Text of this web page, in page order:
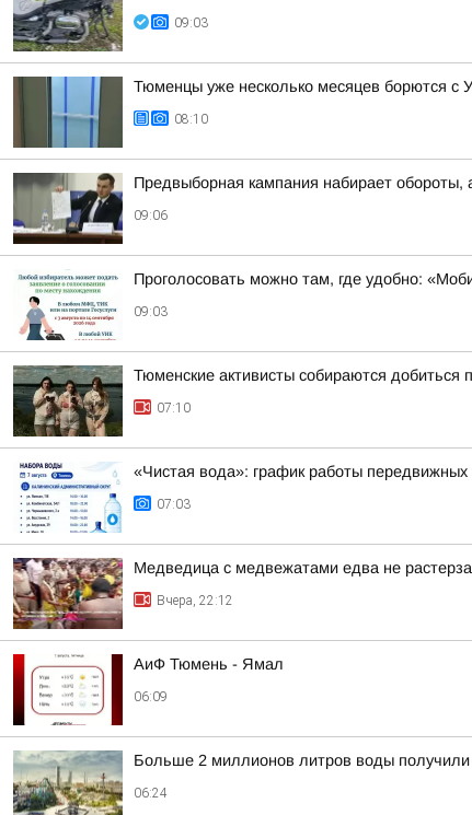
09:03
Тюменцы уже несколько месяцев борются с
08:10
Предвыборная кампания набирает обороты,
09:06
Проголосовать можно там, где удобно:
09:03
Тюменские активисты собираются добиться
07:10
«Чистая вода»: график работы передвижных
07:03
Медведица с медвежатами едва не
Вчера, 22:12
АиФ Тюмень - Ямал
06:09
Больше 2 миллионов литров воды
06:24